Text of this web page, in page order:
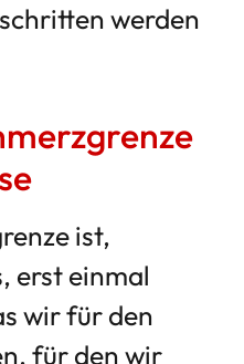
werden
ist,
erst einmal
wir für den
für den wir